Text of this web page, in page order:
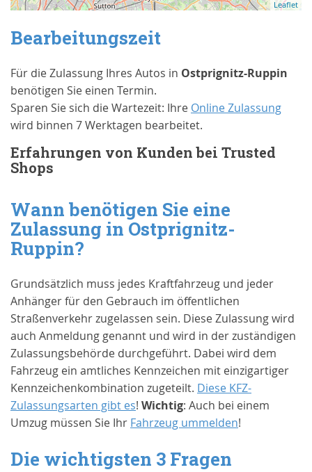
Leaflet
Bearbeitungszeit
Für die Zulassung Ihres Autos in Ostprignitz-Ruppin
benötigen Sie einen Termin.
Sparen Sie sich die Wartezeit: Ihre Online Zulassung
wird binnen 7 Werktagen bearbeitet.
Erfahrungen von Kunden bei Trusted
Shops
Wann benötigen Sie eine
Zulassung in Ostprignitz-
Ruppin?
Grundsätzlich muss jedes Kraftfahrzeug und jeder
Anhänger für den Gebrauch im öffentlichen
Straßenverkehr zugelassen sein. Diese Zulassung wird
auch Anmeldung genannt und wird in der zuständigen
Zulassungsbehörde durchgeführt. Dabei wird dem
Fahrzeug ein amtliches Kennzeichen mit einzigartiger
Kennzeichenkombination zugeteilt. Diese KFZ-
Zulassungsarten gibt es! Wichtig: Auch bei einem
Umzug müssen Sie Ihr Fahrzeug ummelden!
Die wichtigsten 3 Fragen